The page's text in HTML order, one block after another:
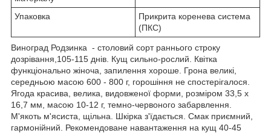
Упаковка
Прикрита коренева система
(ПКС)
Виноград Родзинка - столовий сорт раннього строку
дозрівання,105-115 днів. Кущ сильно-рослий. Квітка
функціонально жіноча, запилення хороше. Грона великі,
середньою масою 600 - 800 г, горошіння не спостерігалося.
Ягода красива, велика, видовженої форми, розміром 33,5 x
16,7 мм, масою 10-12 г, темно-червоного забарвлення.
М'якоть м'ясиста, щільна. Шкірка з'їдається. Смак приємний,
гармонійний. Рекомендоване навантаження на кущ 40-45